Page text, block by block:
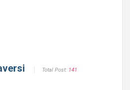
Total Post: 141